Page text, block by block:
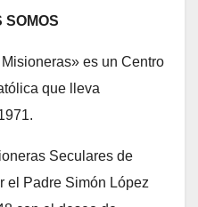
SOMOS
es un Centro
que lleva
Seculares de
el Padre Simón López